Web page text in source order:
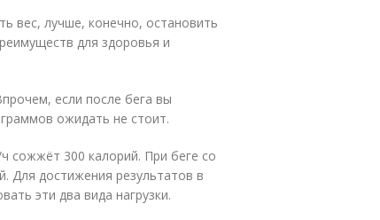
вес, лучше, конечно, остановить
для здоровья и
если после бега вы
ожидать не стоит.
сожжёт 300 калорий. При беге со
Для достижения результатов в
эти два вида нагрузки.